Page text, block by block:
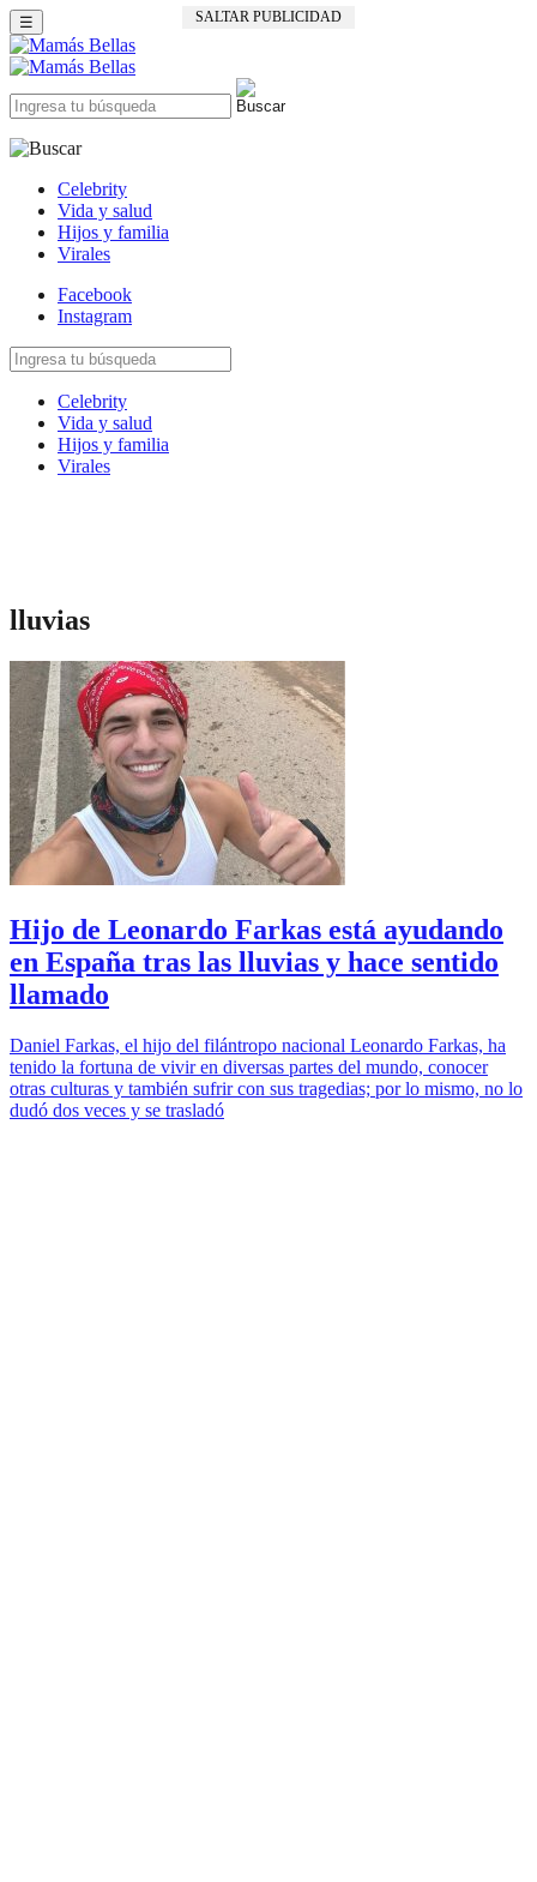
SALTAR PUBLICIDAD
☰
Celebrity
Vida y salud
Hijos y familia
Virales
Facebook
Instagram
Celebrity
Vida y salud
Hijos y familia
Virales
lluvias
Hijo de Leonardo Farkas está ayudando
en España tras las lluvias y hace sentido
llamado
Daniel Farkas, el hijo del filántropo nacional Leonardo Farkas, ha
tenido la fortuna de vivir en diversas partes del mundo, conocer
otras culturas y también sufrir con sus tragedias; por lo mismo, no lo
dudó dos veces y se trasladó